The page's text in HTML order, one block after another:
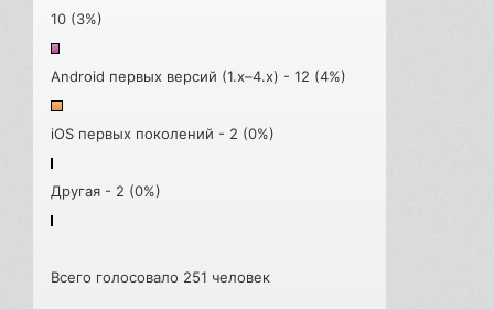
10 (3%)
Android первых версий (1.x–4.x) - 12 (4%)
iOS первых поколений - 2 (0%)
Другая - 2 (0%)
Всего голосовало 251 человек